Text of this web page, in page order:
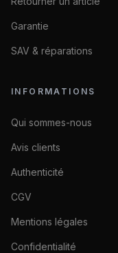
Garantie
SAV & réparations
INFORMATIONS
Qui sommes-nous
Avis clients
Authenticité
CGV
Mentions légales
Confidentialité